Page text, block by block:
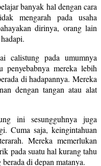
banyak hal dengan cara
mengarah pada usaha
dirinya, orang lain
calistung pada umumnya
mereka lebih
di hadapannya. Mereka
dengan tangan atau alat
ini sesungguhnya juga
Cuma saja, keingintahuan
Mereka memerlukan
pada suatu hal kurang tahu
di depan matanya.